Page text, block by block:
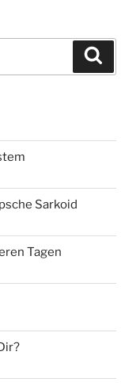
Sarkoid
Tagen